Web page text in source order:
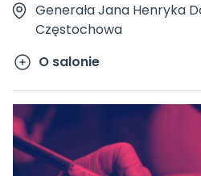
Generała Jana Henryka
Częstochowa
O salonie